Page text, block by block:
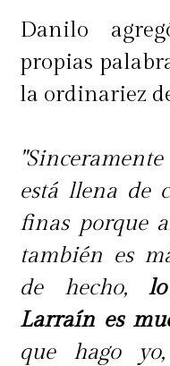
Danilo
propias
la ordinariez
está llena de
finas porque
también es
de hecho,
Larraín es
que hago